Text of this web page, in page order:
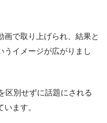
画で取り上げられ、結果と
うイメージが広がりまし
区別せずに話題にされる
ます。